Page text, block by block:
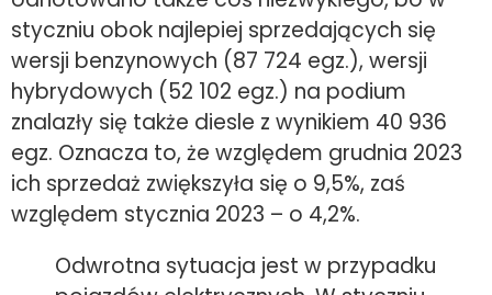
styczniu obok najlepiej sprzedających się
wersji benzynowych (87 724 egz.), wersji
hybrydowych (52 102 egz.) na podium
znalazły się także diesle z wynikiem 40 936
egz. Oznacza to, że względem grudnia 2023
ich sprzedaż zwiększyła się o 9,5%, zaś
względem stycznia 2023 – o 4,2%.
Odwrotna sytuacja jest w przypadku